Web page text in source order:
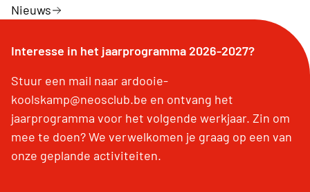
Nieuws
Interesse in het jaarprogramma 2026-2027?
Stuur een mail naar ardooie-
koolskamp@neosclub.be en ontvang het
jaarprogramma voor het volgende werkjaar. Zin om
mee te doen? We verwelkomen je graag op een van
onze geplande activiteiten.